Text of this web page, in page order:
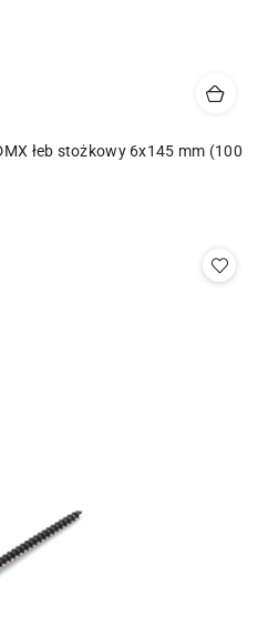
łeb stożkowy 6x145 mm (100